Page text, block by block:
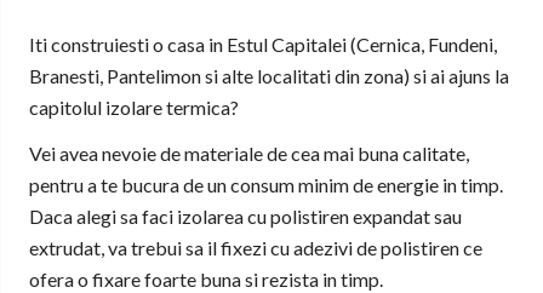
Iti construiesti o casa in Estul Capitalei (Cernica, Fundeni,
Branesti, Pantelimon si alte localitati din zona) si ai ajuns la
capitolul izolare termica?
Vei avea nevoie de materiale de cea mai buna calitate,
pentru a te bucura de un consum minim de energie in timp.
Daca alegi sa faci izolarea cu polistiren expandat sau
extrudat, va trebui sa il fixezi cu adezivi de polistiren ce
ofera o fixare foarte buna si rezista in timp.